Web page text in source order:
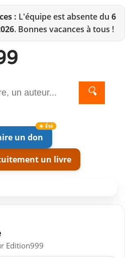
: L'équipe est absente du 6
. Bonnes vacances à tous !
🔍
un don
un livre
Edition999